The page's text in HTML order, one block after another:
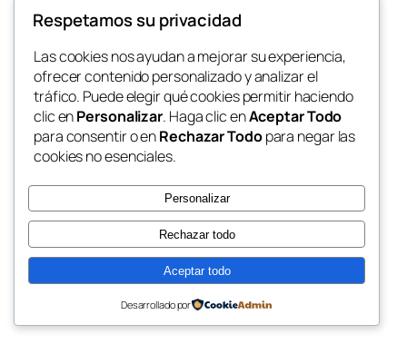
Twenty Twenty-Five Diseñado conWordPress
Respetamos su privacidad
Las cookies nos ayudan a mejorar su experiencia,
ofrecer contenido personalizado y analizar el
tráfico. Puede elegir qué cookies permitir haciendo
clic enPersonalizar. Haga clic enAceptar Todo
para consentir o enRechazar Todopara negar las
cookies no esenciales.
Personalizar
Rechazar todo
Aceptar todo
Desarrollado por